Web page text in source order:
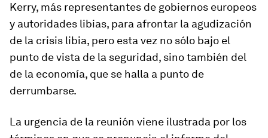
Kerry, más representantes de gobiernos europeos
y autoridades libias, para afrontar la agudización
de la crisis libia, pero esta vez no sólo bajo el
punto de vista de la seguridad, sino también del
de la economía, que se halla a punto de
derrumbarse.
La ur­gencia de la reunión viene ilus­trada por los